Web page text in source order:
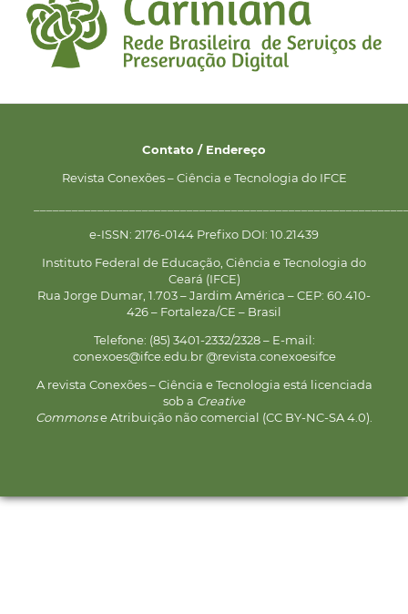
Contato / Endereço
Revista Conexões – Ciência e Tecnologia do IFCE
e-ISSN: 2176-0144 Prefixo DOI: 10.21439
Instituto Federal de Educação, Ciência e Tecnologia do
Ceará (IFCE)
Rua Jorge Dumar, 1.703 – Jardim América – CEP: 60.410-
426 – Fortaleza/CE – Brasil
Telefone: (85) 3401-2332/2328 – E-mail:
conexoes@ifce.edu.br @revista.conexoesifce
A revista Conexões – Ciência e Tecnologia está licenciada
sob a Creative
Commonse Atribuição não comercial (CC BY-NC-SA 4.0).